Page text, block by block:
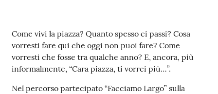
Contenuto
Come vivi la piazza? Quanto spesso ci passi? Cosa
vorresti fare qui che oggi non puoi fare? Come
vorresti che fosse tra qualche anno? E, ancora, più
informalmente, “Cara piazza, ti vorrei più…”.
Nel percorso partecipato “Facciamo Largo” sulla